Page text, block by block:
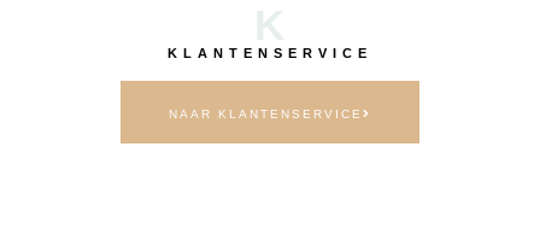
K
KLANTENSERVICE
NAAR KLANTENSERVICE